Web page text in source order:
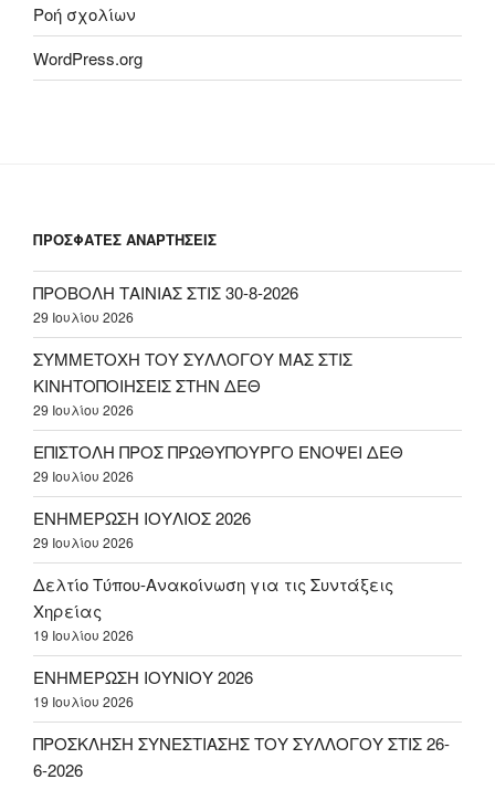
Ροή σχολίων
WordPress.org
ΠΡΟΣΦΑΤΕΣ ΑΝΑΡΤΗΣΕΙΣ
ΠΡΟΒΟΛΗ ΤΑΙΝΙΑΣ ΣΤΙΣ 30-8-2026
29 Ιουλίου 2026
ΣΥΜΜΕΤΟΧΗ ΤΟΥ ΣΥΛΛΟΓΟΥ ΜΑΣ ΣΤΙΣ
ΚΙΝΗΤΟΠΟΙΗΣΕΙΣ ΣΤΗΝ ΔΕΘ
29 Ιουλίου 2026
ΕΠΙΣΤΟΛΗ ΠΡΟΣ ΠΡΩΘΥΠΟΥΡΓΟ ΕΝΟΨΕΙ ΔΕΘ
29 Ιουλίου 2026
ΕΝΗΜΕΡΩΣΗ ΙΟΥΛΙΟΣ 2026
29 Ιουλίου 2026
Δελτίο Τύπου-Ανακοίνωση για τις Συντάξεις
Χηρείας
19 Ιουλίου 2026
ΕΝΗΜΕΡΩΣΗ ΙΟΥΝΙΟΥ 2026
19 Ιουλίου 2026
ΠΡΟΣΚΛΗΣΗ ΣΥΝΕΣΤΙΑΣΗΣ ΤΟΥ ΣΥΛΛΟΓΟΥ ΣΤΙΣ 26-
6-2026